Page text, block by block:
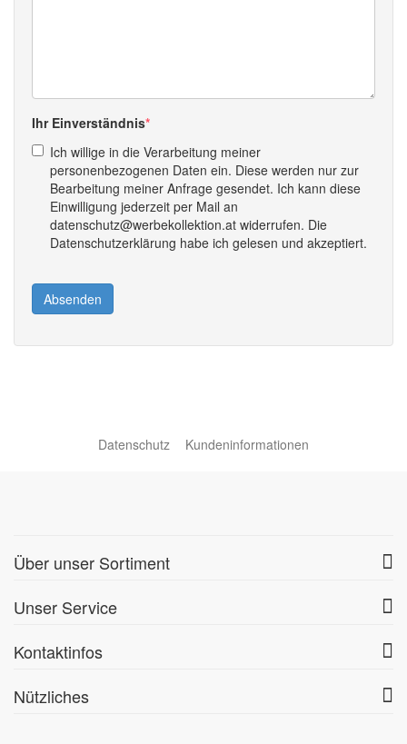
Ihr Einverständnis
Ich willige in die Verarbeitung meiner
personenbezogenen Daten ein. Diese werden nur zur
Bearbeitung meiner Anfrage gesendet. Ich kann diese
Einwilligung jederzeit per Mail an
datenschutz@werbekollektion.at widerrufen. Die
Datenschutzerklärung habe ich gelesen und akzeptiert.
Absenden
Datenschutz Kundeninformationen
Über unser Sortiment
Unser Service
Kontaktinfos
Nützliches